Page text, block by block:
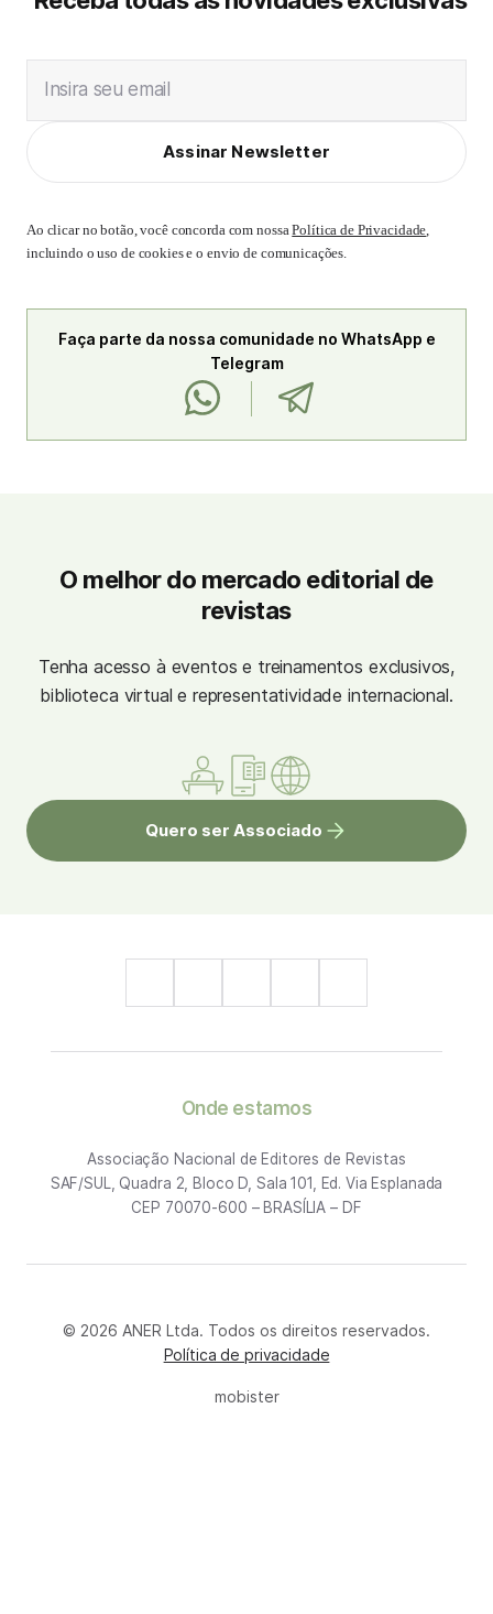
Insira seu email
Assinar Newsletter
Ao clicar no botão, você concorda com nossaPolítica de Privacidade,
incluindo o uso de cookies e o envio de comunicações.
Faça parte da nossa comunidade no WhatsApp e
Telegram
O melhor do mercado editorial de
revistas
Tenha acesso à eventos e treinamentos exclusivos,
biblioteca virtual e representatividade internacional.
Quero ser Associado
Onde estamos
Associação Nacional de Editores de Revistas
SAF/SUL, Quadra 2, Bloco D, Sala 101, Ed. Via Esplanada
CEP 70070-600 – BRASÍLIA – DF
© 2026 ANER Ltda. Todos os direitos reservados.
Política de privacidade
mobister